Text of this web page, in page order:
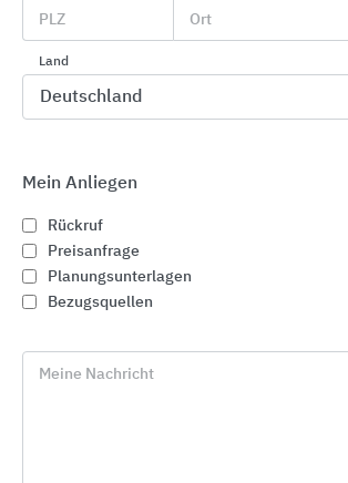
PLZ Ort
Land
Mein Anliegen
Rückruf
Preisanfrage
Planungsunterlagen
Bezugsquellen
Meine Nachricht